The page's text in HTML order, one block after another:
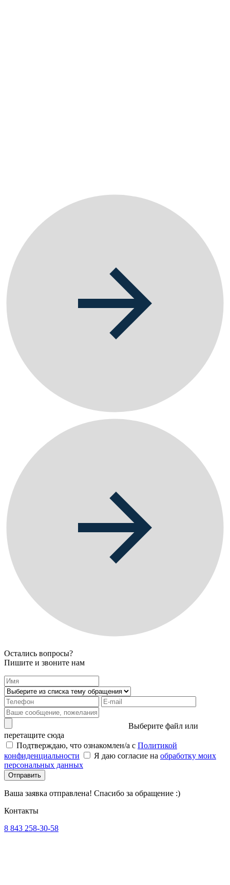
Остались вопросы?
Пишите и звоните нам
Выберите файл или
перетащите сюда
Подтверждаю, что ознакомлен/а с Политикой
конфиденциальности
Я даю согласие на обработку моих
персональных данных
Отправить
Ваша заявка отправлена! Спасибо за обращение :)
Контакты
8 843 258-30-58